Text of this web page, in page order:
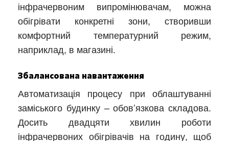
інфрачервоним випромінювачам, можна
обігрівати конкретні зони, створивши
комфортний температурний режим,
наприклад, в магазині.
Збалансована навантаження
Автоматизація процесу при облаштуванні
заміського будинку – обов’язкова складова.
Досить двадцяти хвилин роботи
інфрачервоних обігрівачів на годину, щоб